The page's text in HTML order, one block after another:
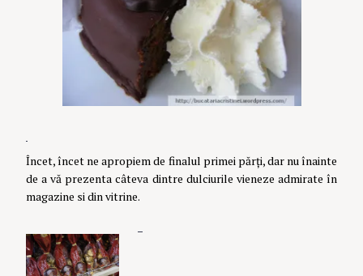
Încet, încet ne apropiem de finalul primei părți, dar nu înainte
de a vă prezenta câteva dintre dulciurile vieneze admirate în
magazine si din vitrine.